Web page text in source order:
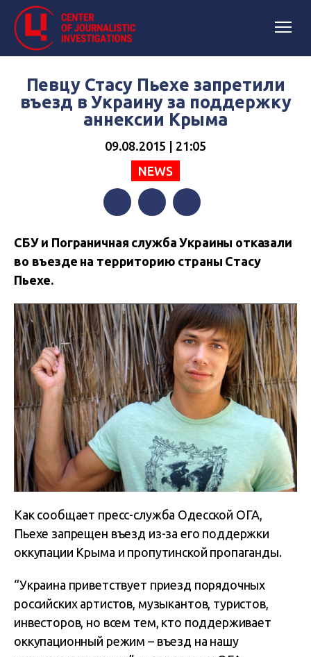
Певцу Стасу Пьехе запретили
въезд в Украину за поддержку
аннексии Крыма
09.08.2015 | 21:05
NEWS
СБУ и Пограничная служба Украины отказали
во въезде на территорию страны Стасу
Пьехе.
Как сообщает пресс-служба Одесской ОГА,
Пьехе запрещен въезд из-за его поддержки
оккупации Крыма и пропутинской пропаганды.
“Украина приветствует приезд порядочных
российских артистов, музыкантов, туристов,
инвесторов, но всем тем, кто поддерживает
оккупационный режим – въезд на нашу